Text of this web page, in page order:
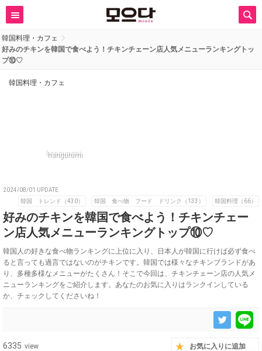
韓国料理・カフェ
好みのチキンを韓国で食べよう！チキンチェーン店人気メニューランキングトッ
プ⑩♡
韓国料理・カフェ
hangurumi
2024/08/01 UPDATE
韓国 トレンド（430）
韓国 食べ物 フード ドリンク（133） 韓国料理（66）
好みのチキンを韓国で食べよう！チキンチェー
ン店人気メニューランキングトップ⑩♡
韓国人の好きな食べ物ランキングに上位に入り、日本人が韓国に行けば必ず食べ
ると言っても過言ではないのがチキンです。韓国では様々なチキンブランドがあ
り、多種多様なメニューがたくさん！そこで今回は、チキンチェーン店の人気メ
ニューランキングをご紹介します。あなたのお気に入りはランクインしている
か、チェックしてくださいね！
6335 view お気に入りに追加